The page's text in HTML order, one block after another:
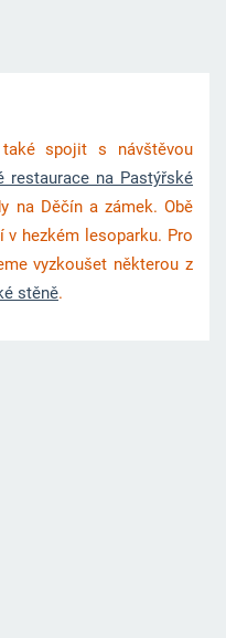
spojit s návštěvou
restaurace na Pastýřské
na Děčín a zámek. Obě
hezkém lesoparku. Pro
vyzkoušet některou z
stěně.